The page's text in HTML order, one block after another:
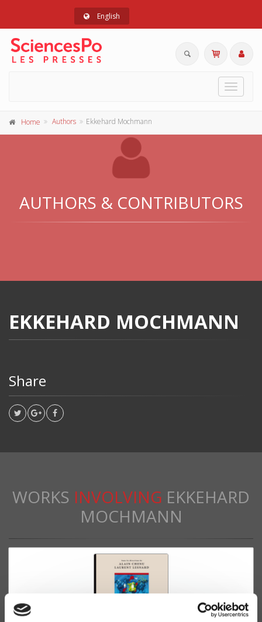
English
Toggle
Home Authors Ekkehard Mochmann
AUTHORS & CONTRIBUTORS
EKKEHARD MOCHMANN
Share
WORKS INVOLVING EKKEHARD
MOCHMANN